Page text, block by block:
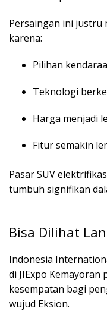
Persaingan ini justru
karena:
Pilihan
Teknologi
Harga menjadi
Fitur semakin
Pasar SUV
tumbuh signifikan
Bisa Dilihat
Indonesia
di JIExpo Kemayoran
kesempatan bagi
wujud Eksion.